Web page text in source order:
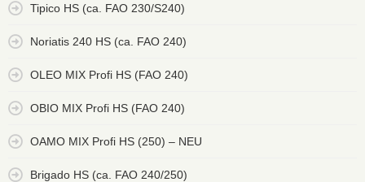
Tipico HS (ca. FAO 230/S240)
Noriatis 240 HS (ca. FAO 240)
OLEO MIX Profi HS (FAO 240)
OBIO MIX Profi HS (FAO 240)
OAMO MIX Profi HS (250) – NEU
Brigado HS (ca. FAO 240/250)